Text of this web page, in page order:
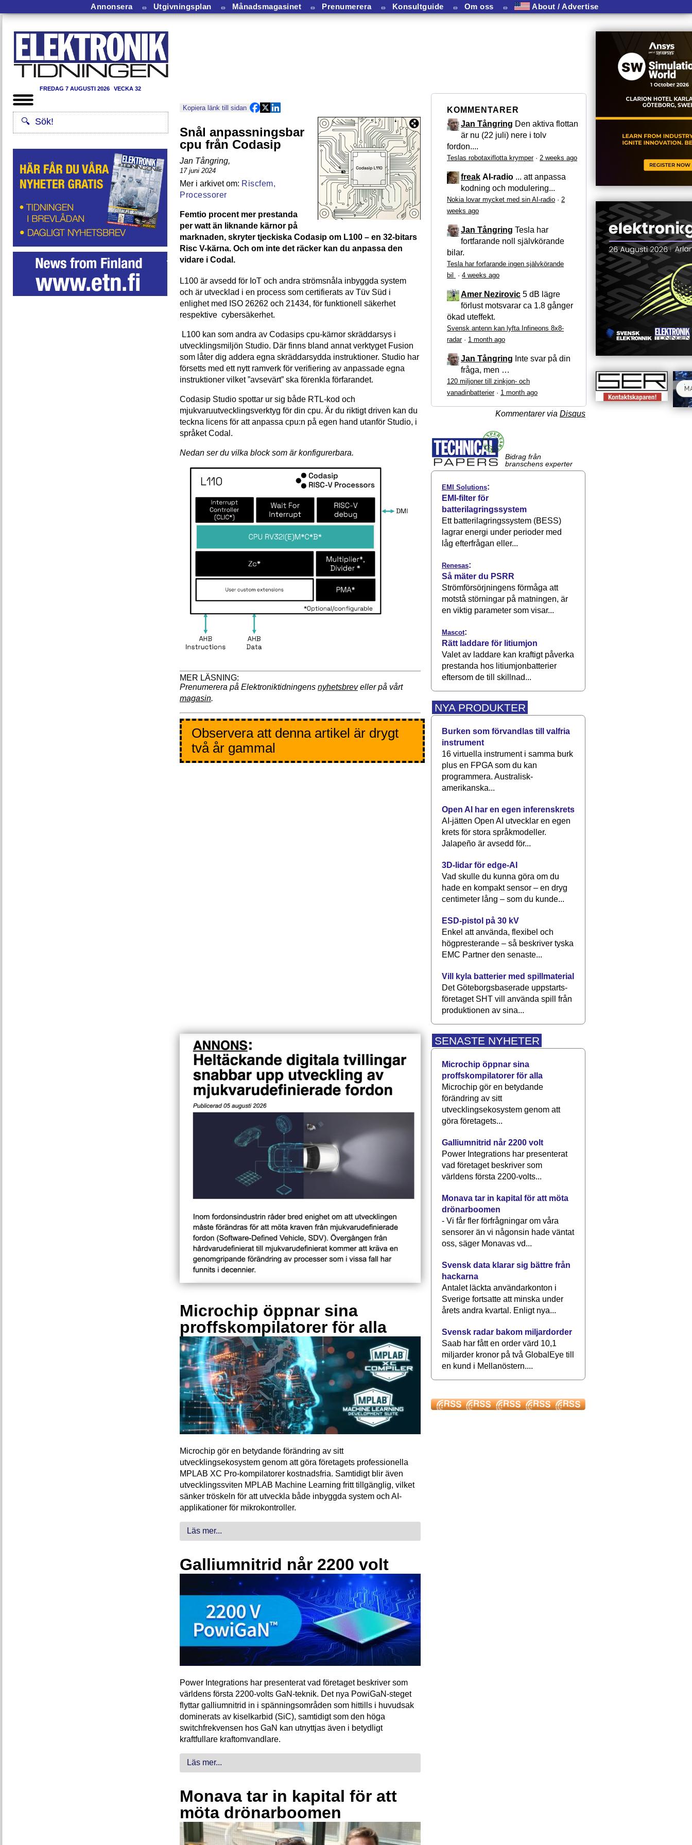
Annonsera ⏛ Utgivningsplan ⏛ Månadsmagasinet ⏛ Prenumerera ⏛ Konsultguide ⏛ Om oss ⏛ About / Advertise
FREDAG 7 AUGUSTI 2026 VECKA 32
Kopiera länk till sidan
Snål anpassningsbar
cpu från Codasip
Jan Tångring,
17 juni 2024
Riscfem,
Processorer
Femtio procent mer prestanda
per watt än liknande kärnor på
marknaden, skryter tjeckiska Codasip om L100 – en 32-bitars
Risc V-kärna. Och om inte det räcker kan du anpassa den
vidare i Codal.
L100 är avsedd för IoT och andra strömsnåla inbyggda system
och är utvecklad i en process som certifierats av Tüv Süd i
enlighet med ISO 26262 och 21434, för funktionell säkerhet
respektive cybersäkerhet.
L100 kan som andra av Codasips cpu-kärnor skräddarsys i
utvecklingsmiljön Studio. Där finns bland annat verktyget Fusion
som låter dig addera egna skräddarsydda instruktioner. Studio har
försetts med ett nytt ramverk för verifiering av anpassade egna
instruktioner vilket ”avsevärt” ska förenkla förfarandet.
Codasip Studio spottar ur sig både RTL-kod och
mjukvaruutvecklingsverktyg för din cpu. Är du riktigt driven kan du
teckna licens för att anpassa cpu:n på egen hand utanför Studio, i
språket Codal.
Nedan ser du vilka block som är konfigurerbara.
Prenumerera på Elektroniktidningens nyhetsbreveller på vårt
magasin.
Observera att denna artikel är drygt
två år gammal
Microchip öppnar sina
proffskompilatorer för alla
Microchip gör en betydande förändring av sitt
utvecklingsekosystem genom att göra företagets professionella
MPLAB XC Pro-kompilatorer kostnadsfria. Samtidigt blir även
utvecklingssviten MPLAB Machine Learning fritt tillgänglig, vilket
sänker tröskeln för att utveckla både inbyggda system och AI-
applikationer för mikrokontroller.
Läs mer...
Galliumnitrid når 2200 volt
Power Integrations har presenterat vad företaget beskriver som
världens första 2200-volts GaN-teknik. Det nya PowiGaN-steget
flyttar galliumnitrid in i spänningsområden som hittills i huvudsak
dominerats av kiselkarbid (SiC), samtidigt som den höga
switchfrekvensen hos GaN kan utnyttjas även i betydligt
kraftfullare kraftomvandlare.
Läs mer...
Monava tar in kapital för att
möta drönarboomen
KOMMENTARER
Jan Tångring Den aktiva flottan
är nu (22 juli) nere i tolv
fordon....
Teslas robotaxiflotta krymper· 2 weeks ago
freak AI-radio ... att anpassa
kodning och modulering...
Nokia lovar mycket med sin AI-radio · 2
weeks ago
Jan Tångring Tesla har
fortfarande noll självkörande
bilar.
Tesla har forfarande ingen självkörande
bil
· 4 weeks ago
Amer Nezirovic 5 dB lägre
förlust motsvarar ca 1.8 gånger
ökad uteffekt.
Svensk antenn kan lyfta Infineons 8x8-
radar· 1 month ago
Jan Tångring Inte svar på din
fråga, men …
120 miljoner till zinkjon- och
vanadinbatterier· 1 month ago
Kommentarer via Disqus
Bidrag från
branschens experter
EMI Solutions:
EMI-filter för
batterilagringssystem
Ett batterilagringssystem (BESS)
lagrar energi under perioder med
låg efterfrågan eller...
Renesas:
Så mäter du PSRR
Strömförsörjningens förmåga att
motstå störningar på matningen, är
en viktig parameter som visar...
Mascot:
Rätt laddare för litiumjon
Valet av laddare kan kraftigt påverka
prestanda hos litiumjonbatterier
eftersom de till skillnad...
NYA PRODUKTER
Burken som förvandlas till valfria
instrument
16 virtuella instrument i samma burk
plus en FPGA som du kan
programmera. Australisk-
amerikanska...
Open AI har en egen inferenskrets
AI-jätten Open AI utvecklar en egen
krets för stora språkmodeller.
Jalapeño är avsedd för...
3D-lidar för edge-AI
Vad skulle du kunna göra om du
hade en kompakt sensor – en dryg
centimeter lång – som du kunde...
ESD-pistol på 30 kV
Enkel att använda, flexibel och
högpresterande – så beskriver tyska
EMC Partner den senaste...
Vill kyla batterier med spillmaterial
Det Göteborgsbaserade upp­starts­
företaget SHT vill använda spill från
produktionen av sina...
SENASTE NYHETER
Microchip öppnar sina
proffskompilatorer för alla
Microchip gör en betydande
förändring av sitt
utvecklingsekosystem genom att
göra företagets...
Galliumnitrid når 2200 volt
Power Integrations har presenterat
vad företaget beskriver som
världens första 2200-volts...
Monava tar in kapital för att möta
drönarboomen
- Vi får fler förfrågningar om våra
sensorer än vi någonsin hade väntat
oss, säger Monavas vd...
Svensk data klarar sig bättre från
hackarna
Antalet läckta användarkonton i
Sverige fortsatte att minska under
årets andra kvartal. Enligt nya...
Svensk radar bakom miljardorder
Saab har fått en order värd 10,1
miljarder kronor på två GlobalEye till
en kund i Mellanöstern....